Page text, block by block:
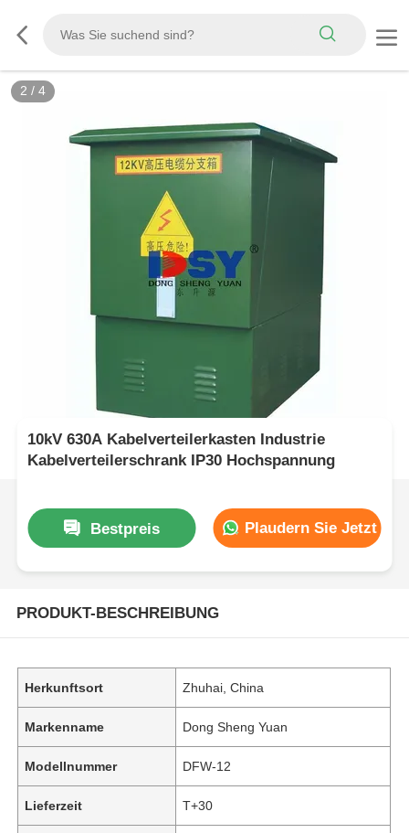
2 / 4
10kV 630A Kabelverteilerkasten Industrie
Kabelverteilerschrank IP30 Hochspannung
Bestpreis Plaudern Sie Jetzt
PRODUKT-BESCHREIBUNG
Herkunftsort Zhuhai, China
Markenname Dong Sheng Yuan
Modellnummer DFW-12
Lieferzeit T+30